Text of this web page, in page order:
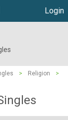
Login
> Religion
>